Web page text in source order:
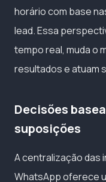
horário com base
lead. Essa
tempo real, muda o
resultados e atuam
Decisões
suposições
A centralização das
WhatsApp oferece